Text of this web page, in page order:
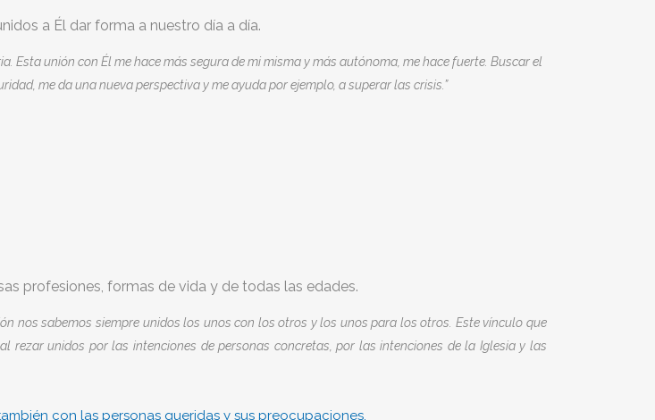
a Él dar forma a nuestro día a día.
Esta unión con Él me hace más segura de mi misma y más autónoma, me hace fuerte. Buscar el
me da una nueva perspectiva y me ayuda por ejemplo, a superar las crisis.”
profesiones, formas de vida y de todas las edades.
nos sabemos siempre unidos los unos con los otros y los unos para los otros. Este vínculo que
unidos por las intenciones de personas concretas, por las intenciones de la Iglesia y las
con las personas queridas y sus preocupaciones.